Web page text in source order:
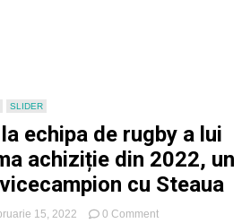
SLIDER
echipa de rugby a lui
achiziție din 2022, un
cu Steaua
15, 2022 0 Commenton